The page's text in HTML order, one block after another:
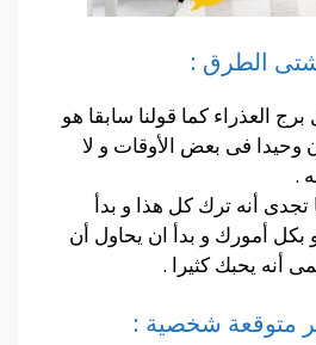
الطرق :
العذراء كما قولنا سابقا هو
فى بعض الأوقات و لا
.
تجدى أنه ترك كل هذا و بدأ
بكل أمورك و بدأ ان يحاول أن
أنه يحبك كثيرا .
متوقعة شخصية :